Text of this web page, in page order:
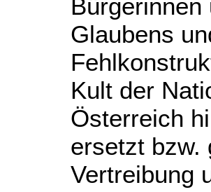
Glaubens
Kult der
Österreich
ersetzt bzw.
Vertreibung